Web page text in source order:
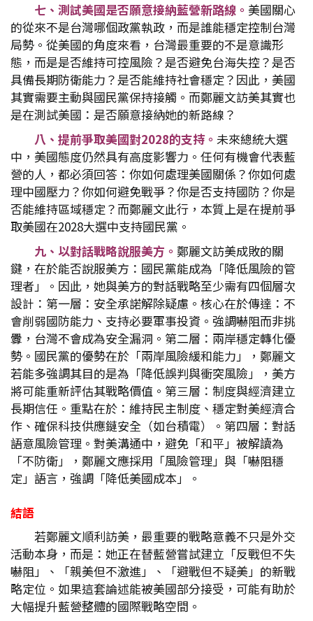
七、測試美國是否願意接納藍營新路線。 美國關心
的從來不是台灣哪個政黨執政，而是誰能穩定控制台灣
局勢。從美國的角度來看，台灣最重要的不是意識形
態，而是是否維持可控風險？是否避免台海失控？是否
具備長期防衛能力？是否能維持社會穩定？因此，美國
其實需要主動與國民黨保持接觸。而鄭麗文訪美其實也
是在測試美國：是否願意接納她的新路線？
八、提前爭取美國對2028的支持。 未來總統大選
中，美國態度仍然具有高度影響力。任何有機會代表藍
營的人，都必須回答：你如何處理美國關係？你如何處
理中國壓力？你如何避免戰爭？你是否支持國防？你是
否能維持區域穩定？而鄭麗文此行，本質上是在提前爭
取美國在2028大選中支持國民黨。
九、以對話戰略說服美方。 鄭麗文訪美成敗的關
鍵，在於能否說服美方：國民黨能成為「降低風險的管
理者」。因此，她與美方的對話戰略至少需有四個層次
設計：第一層：安全承諾解除疑慮。核心在於傳達：不
會削弱國防能力、支持必要軍事投資。強調嚇阻而非挑
釁，台灣不會成為安全漏洞。第二層：兩岸穩定轉化優
勢。國民黨的優勢在於「兩岸風險緩和能力」，鄭麗文
若能多強調其目的是為「降低誤判與衝突風險」，美方
將可能重新評估其戰略價值。第三層：制度與經濟建立
長期信任。重點在於：維持民主制度、穩定對美經濟合
作、確保科技供應鏈安全（如台積電）。第四層：對話
語意風險管理。對美溝通中，避免「和平」被解讀為
「不防衛」，鄭麗文應採用「風險管理」與「嚇阻穩
定」語言，強調「降低美國成本」。
結語
若鄭麗文順利訪美，最重要的戰略意義不只是外交
活動本身，而是：她正在替藍營嘗試建立「反戰但不失
嚇阻」、「親美但不激進」、「避戰但不疑美」的新戰
略定位。如果這套論述能被美國部分接受，可能有助於
大幅提升藍營整體的國際戰略空間。